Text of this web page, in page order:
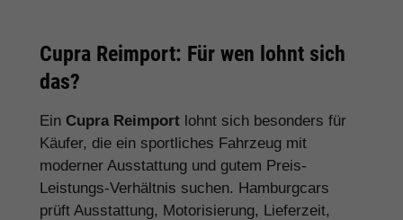
Cupra Reimport: Für wen lohnt sich
das?
Ein Cupra Reimport lohnt sich besonders für
Käufer, die ein sportliches Fahrzeug mit
moderner Ausstattung und gutem Preis-
Leistungs-Verhältnis suchen. Hamburgcars
prüft Ausstattung, Motorisierung, Lieferzeit,